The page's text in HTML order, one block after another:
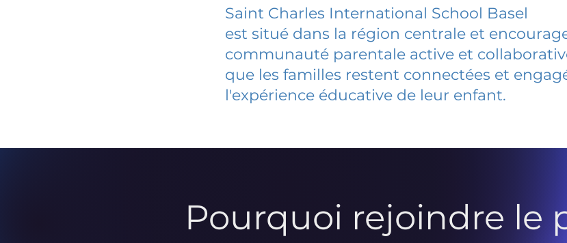
Saint Charles International School Basel
est situé dans la région centrale et
communauté parentale active et
que les familles restent connectées et
l'expérience éducative de leur enfant.
Pourquoi rejoindre le